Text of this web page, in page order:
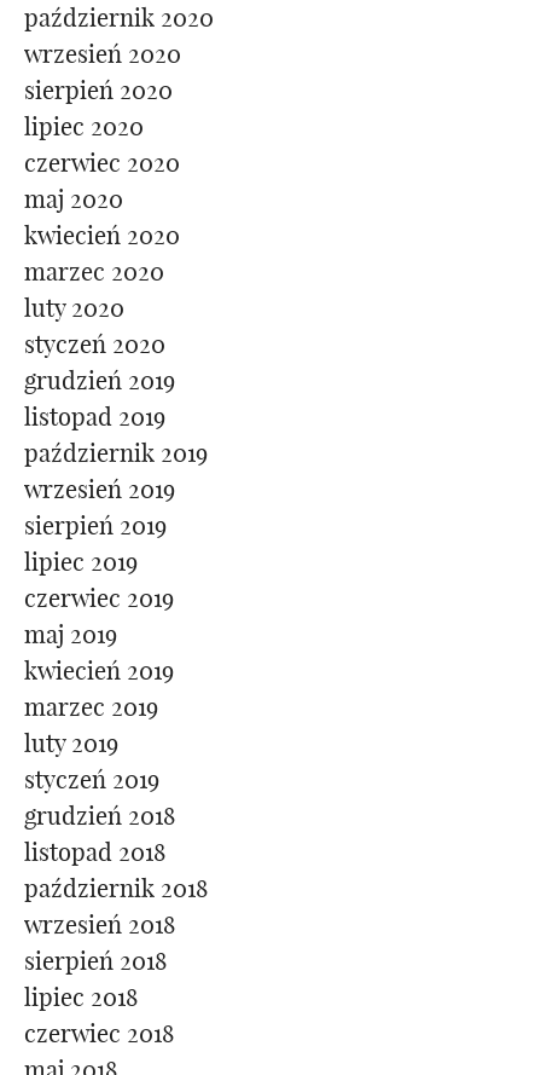
październik 2020
wrzesień 2020
sierpień 2020
lipiec 2020
czerwiec 2020
maj 2020
kwiecień 2020
marzec 2020
luty 2020
styczeń 2020
grudzień 2019
listopad 2019
październik 2019
wrzesień 2019
sierpień 2019
lipiec 2019
czerwiec 2019
maj 2019
kwiecień 2019
marzec 2019
luty 2019
styczeń 2019
grudzień 2018
listopad 2018
październik 2018
wrzesień 2018
sierpień 2018
lipiec 2018
czerwiec 2018